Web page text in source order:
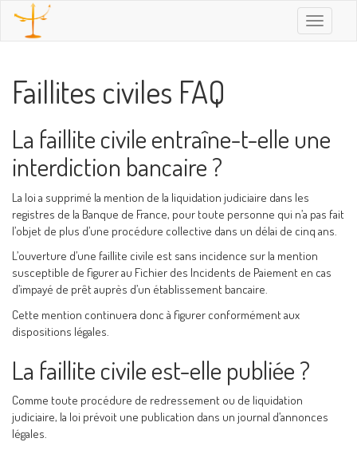
Toggle
Faillites civiles FAQ
La faillite civile entraîne-t-elle une
interdiction bancaire ?
La loi a supprimé la mention de la liquidation judiciaire dans les
registres de la Banque de France, pour toute personne qui n’a pas fait
l’objet de plus d’une procédure collective dans un délai de cinq ans.
L’ouverture d’une faillite civile est sans incidence sur la mention
susceptible de figurer au Fichier des Incidents de Paiement en cas
d’impayé de prêt auprès d’un établissement bancaire.
Cette mention continuera donc à figurer conformément aux
dispositions légales.
La faillite civile est-elle publiée ?
Comme toute procédure de redressement ou de liquidation
judiciaire, la loi prévoit une publication dans un journal d’annonces
légales.